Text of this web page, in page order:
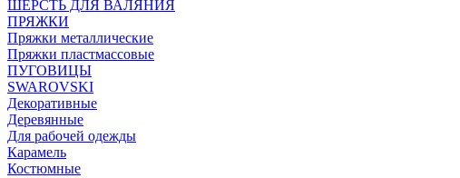
ШЕРСТЬ ДЛЯ ВАЛЯНИЯ
ПРЯЖКИ
Пряжки металлические
Пряжки пластмассовые
ПУГОВИЦЫ
SWAROVSKI
Декоративные
Деревянные
Для рабочей одежды
Карамель
Костюмные